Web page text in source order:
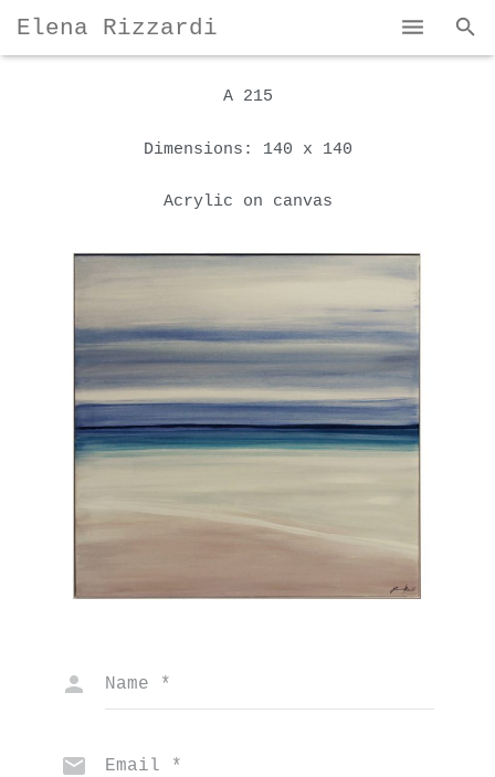
Elena Rizzardi
A 215
Dimensions: 140 x 140
Acrylic on canvas
Name *
Email *